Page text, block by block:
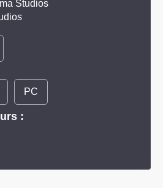
Studios
PC
: